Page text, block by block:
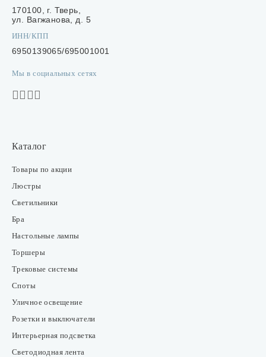
170100, г. Тверь,
ул. Вагжанова, д. 5
ИНН/КПП
6950139065/695001001
Мы в социальных сетях
Каталог
Товары по акции
Люстры
Светильники
Бра
Настольные лампы
Торшеры
Трековые системы
Споты
Уличное освещение
Розетки и выключатели
Интерьерная подсветка
Светодиодная лента